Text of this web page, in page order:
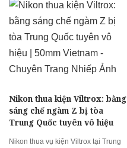
Nikon thua kiện Viltrox: bằng
sáng chế ngàm Z bị tòa
Trung Quốc tuyên vô hiệu
Nikon thua vụ kiện Viltrox tại Trung